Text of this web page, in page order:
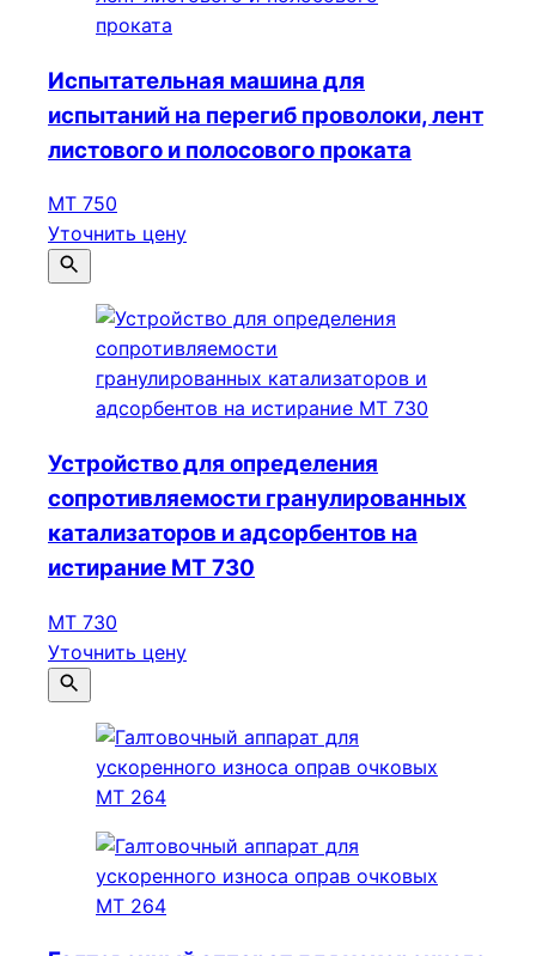
Испытательная машина для
испытаний на перегиб проволоки, лент
листового и полосового проката
МТ 750
Уточнить цену
Устройство для определения
сопротивляемости гранулированных
катализаторов и адсорбентов на
истирание МТ 730
МТ 730
Уточнить цену